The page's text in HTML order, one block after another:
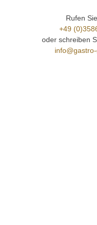
Rufen
+49
oder schreiben